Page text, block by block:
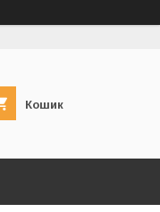
Кошик